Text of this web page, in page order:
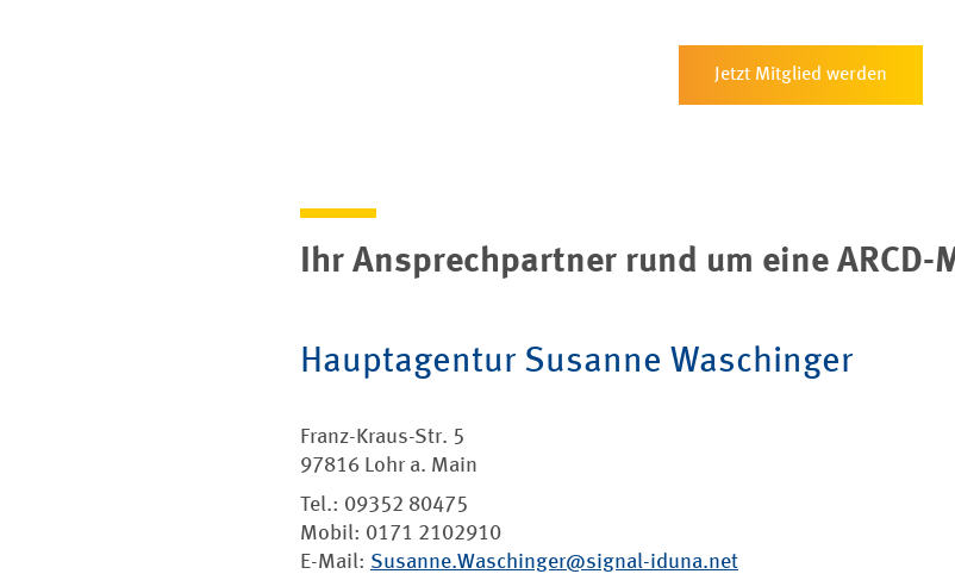
Jetzt Mitglied werden
Ihr Ansprechpartner rund um eine
Hauptagentur Susanne Waschinger
Franz-Kraus-Str. 5
97816 Lohr a. Main
Tel.: 09352 80475
Mobil: 0171 2102910
E-Mail: Susanne.Waschinger@signal-iduna.net